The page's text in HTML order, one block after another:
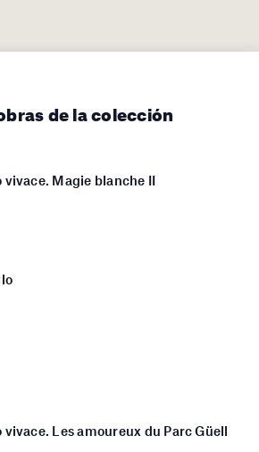
de la colección
vivace. Magie blanche II
vivace. Les amoureux du Parc Güell